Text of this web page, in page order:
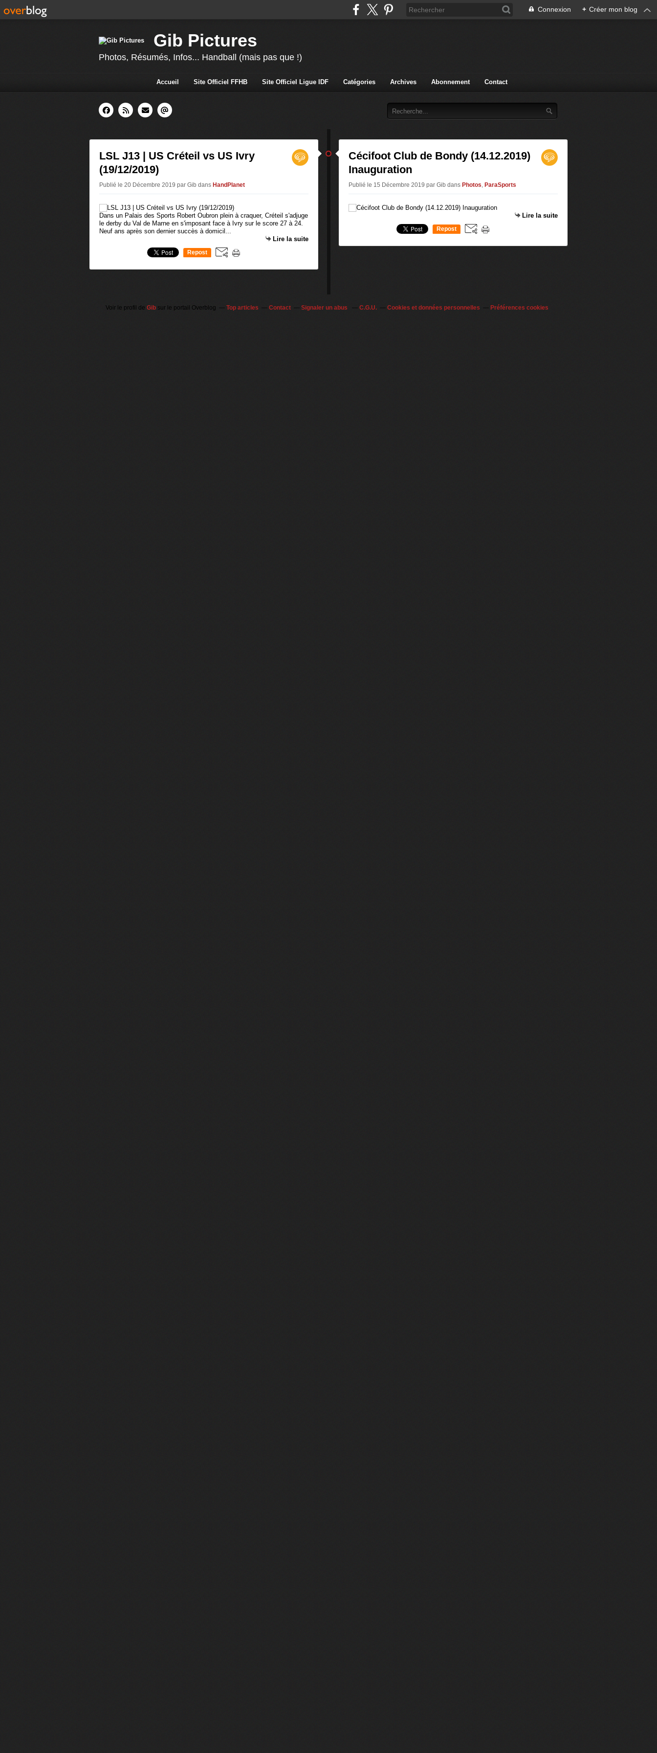
Connexion + Créer mon blog
Gib Pictures
Photos, Résumés, Infos... Handball (mais pas que !)
Accueil Site Officiel FFHB Site Officiel Ligue IDF Catégories Archives Abonnement Contact
LSL J13 | US Créteil vs US Ivry
(19/12/2019)
Publié le 20 Décembre 2019 par Gib dans HandPlanet
Dans un Palais des Sports Robert Oubron plein à craquer, Créteil s'adjuge
le derby du Val de Marne en s'imposant face à Ivry sur le score 27 à 24.
Neuf ans après son dernier succès à domicil...
Lire la suite
Repost
Cécifoot Club de Bondy (14.12.2019)
Inauguration
Publié le 15 Décembre 2019 par Gib dans Photos, ParaSports
Lire la suite
Repost
Voir le profil de Gib sur le portail Overblog Top articles Contact Signaler un abus C.G.U. Cookies et données personnelles Préférences cookies